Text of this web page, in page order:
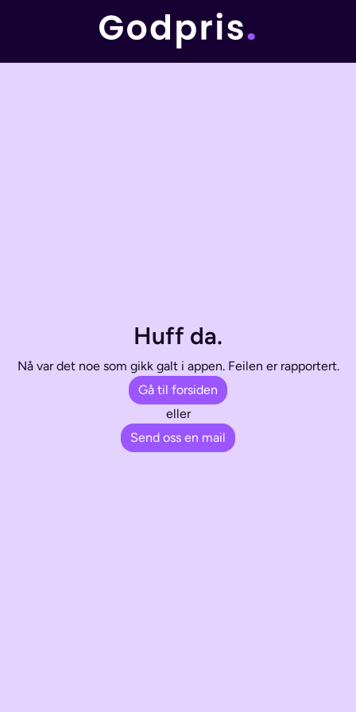
Huff da.
Nå var det noe som gikk galt i appen. Feilen er rapportert.
Gå til forsiden
eller
Send oss en mail